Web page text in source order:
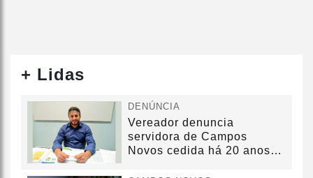
+ Lidas
DENÚNCIA
Vereador denuncia
servidora de Campos
Novos cedida há 20 anos